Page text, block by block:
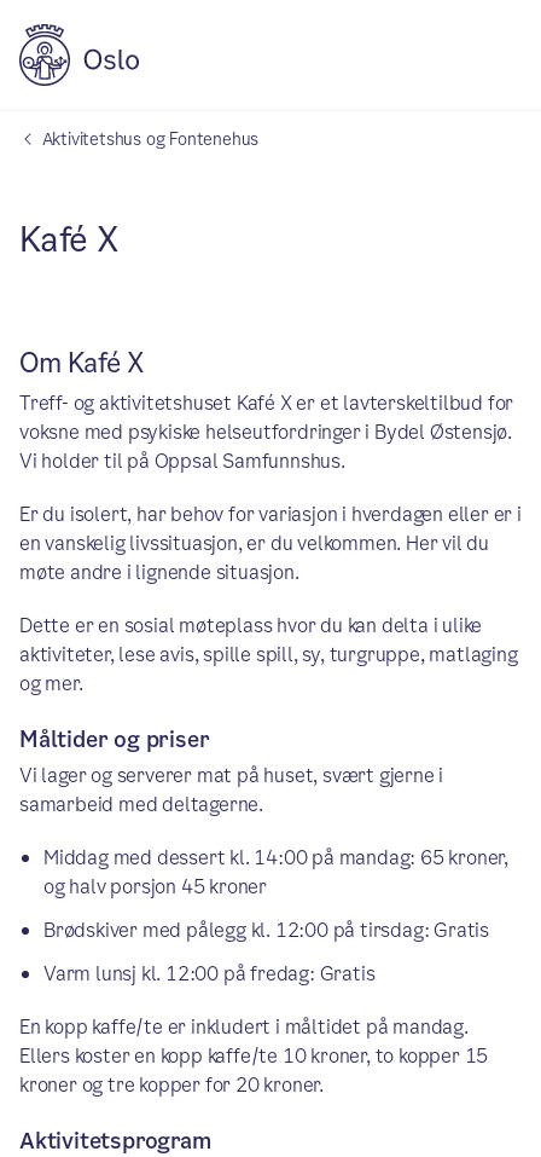
Aktivitetshus og Fontenehus
Kafé X
Om Kafé X
Treff- og aktivitetshuset Kafé X er et lavterskeltilbud for
voksne med psykiske helseutfordringer i Bydel Østensjø.
Vi holder til på Oppsal Samfunnshus.
Er du isolert, har behov for variasjon i hverdagen eller er i
en vanskelig livssituasjon, er du velkommen. Her vil du
møte andre i lignende situasjon.
Dette er en sosial møteplass hvor du kan delta i ulike
aktiviteter, lese avis, spille spill, sy, turgruppe, matlaging
og mer.
Måltider og priser
Vi lager og serverer mat på huset, svært gjerne i
samarbeid med deltagerne.
Middag med dessert kl. 14:00 på mandag: 65 kroner,
og halv porsjon 45 kroner
Brødskiver med pålegg kl. 12:00 på tirsdag: Gratis
Varm lunsj kl. 12:00 på fredag: Gratis
En kopp kaffe/te er inkludert i måltidet på mandag.
Ellers koster en kopp kaffe/te 10 kroner, to kopper 15
kroner og tre kopper for 20 kroner.
Aktivitetsprogram